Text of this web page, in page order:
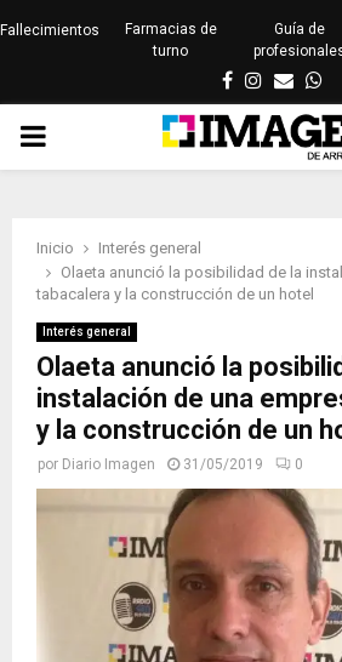
Fallecimientos
Farmacias de
turno
Guía de
Facebook
Instagram
Email
PRIMARY
Inicio
Interés general
Olaeta anunció la posibilidad de la
tabacalera y la construcción de un hotel
Interés general
Olaeta anunció la
instalación de una
y la construcción de un
por Diario Imagen 31/05/2019 0